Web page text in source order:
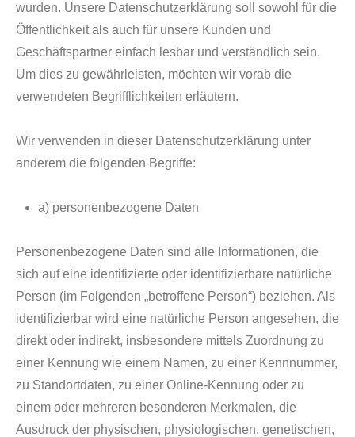
wurden. Unsere Datenschutzerklärung soll sowohl für die
Öffentlichkeit als auch für unsere Kunden und
Geschäftspartner einfach lesbar und verständlich sein.
Um dies zu gewährleisten, möchten wir vorab die
verwendeten Begrifflichkeiten erläutern.
Wir verwenden in dieser Datenschutzerklärung unter
anderem die folgenden Begriffe:
a) personenbezogene Daten
Personenbezogene Daten sind alle Informationen, die
sich auf eine identifizierte oder identifizierbare natürliche
Person (im Folgenden „betroffene Person“) beziehen. Als
identifizierbar wird eine natürliche Person angesehen, die
direkt oder indirekt, insbesondere mittels Zuordnung zu
einer Kennung wie einem Namen, zu einer Kennnummer,
zu Standortdaten, zu einer Online-Kennung oder zu
einem oder mehreren besonderen Merkmalen, die
Ausdruck der physischen, physiologischen, genetischen,